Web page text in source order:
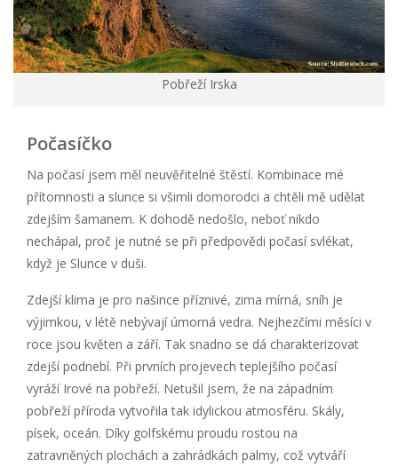
Pobřeží Irska
Počasíčko
Na počasí jsem měl neuvěřitelné štěstí. Kombinace mé
přítomnosti a slunce si všimli domorodci a chtěli mě udělat
zdejším šamanem. K dohodě nedošlo, neboť nikdo
nechápal, proč je nutné se při předpovědi počasí svlékat,
když je Slunce v duši.
Zdejší klima je pro našince příznivé, zima mírná, sníh je
výjimkou, v létě nebývají úmorná vedra. Nejhezčími měsíci v
roce jsou květen a září. Tak snadno se dá charakterizovat
zdejší podnebí. Při prvních projevech teplejšího počasí
vyráží Irové na pobřeží. Netušil jsem, že na západním
pobřeží příroda vytvořila tak idylickou atmosféru. Skály,
písek, oceán. Díky golfskému proudu rostou na
zatravněných plochách a zahrádkách palmy, což vytváří